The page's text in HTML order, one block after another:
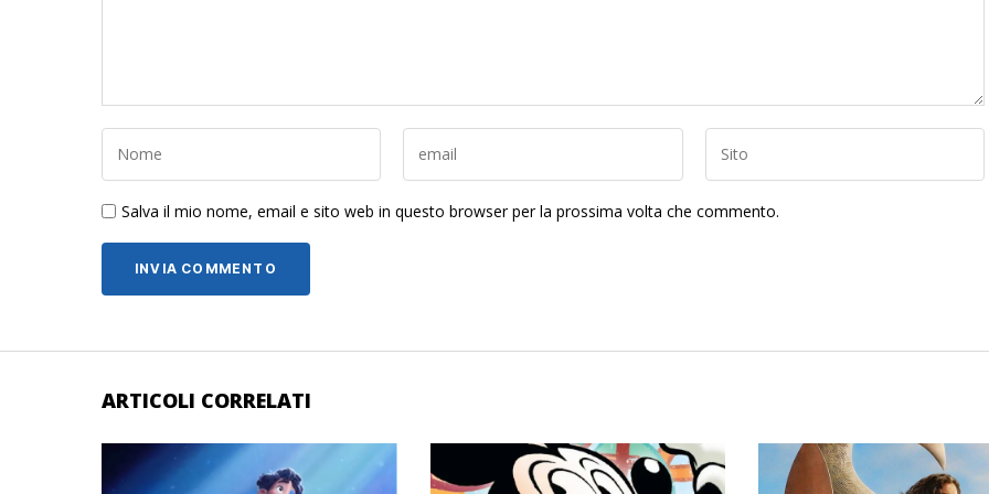
Salva il mio nome, email e sito web in questo browser per la prossima volta che commento.
ARTICOLI CORRELATI